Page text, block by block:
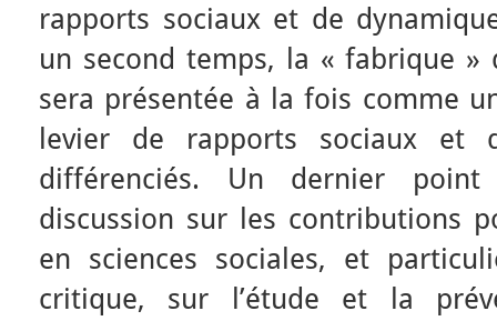
rapports sociaux et de
un second temps, la « fabrique »
sera présentée à la fois comme
levier de rapports sociaux et
différenciés. Un dernier
discussion sur les contributions
en sciences sociales, et
critique, sur l’étude et la